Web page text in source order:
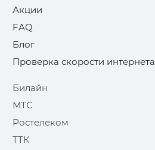
Акции
FAQ
Блог
Проверка скорости интернета
Билайн
МТС
Ростелеком
ТТК